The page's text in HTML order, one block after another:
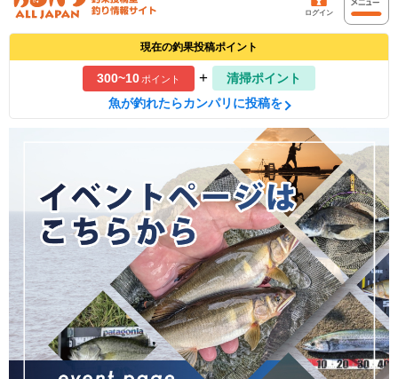
ログイン
現在の釣果投稿ポイント
300~10ポイント +
清掃ポイント
魚が釣れたらカンパリに投稿を